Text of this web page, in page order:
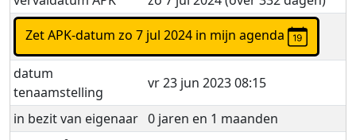
Zet APK-datum zo 7 jul 2024 in mijn agenda
datum
tenaamstelling
vr 23 jun 2023 08:15
in bezit van eigenaar 0 jaren en 1 maanden